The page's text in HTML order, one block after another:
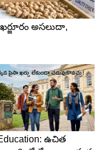
ఎక్కువా? లేదా
254 ఆధిక్యాన్ని
లక్ష్యం పెట్టేంత